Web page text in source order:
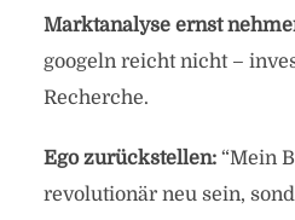
Marktanalyse ernst
googeln reicht nicht –
Recherche.
Ego zurückstellen:“Mein
revolutionär neu sein,